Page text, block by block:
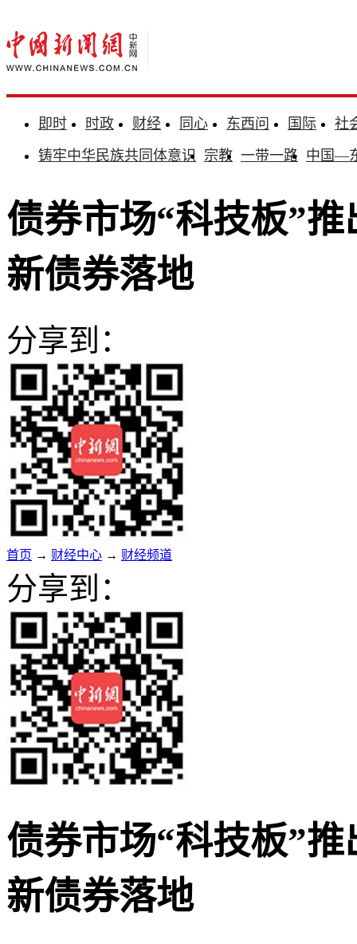
即时 时政 财经 同心 东西问 国际
社
铸牢中华民族共同体意识 宗教 一带一路 中国—
债券市场“科技板”
新债券落地
分享到：
首页 → 财经中心 → 财经频道
分享到：
债券市场“科技板”
新债券落地